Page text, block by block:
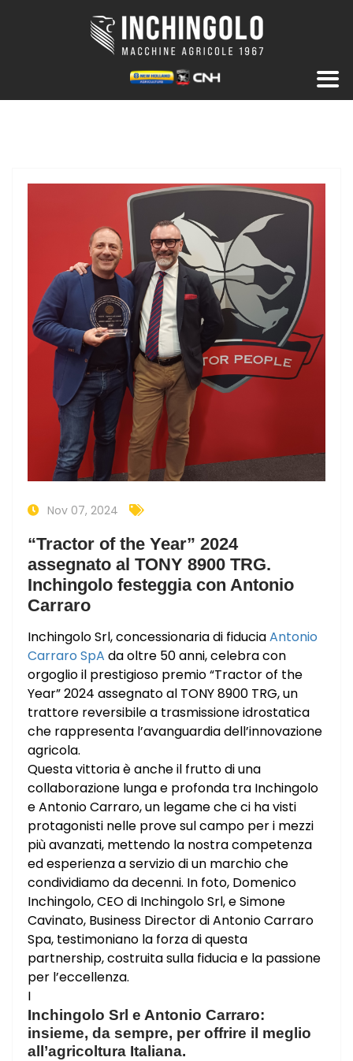
Nov 07, 2024
“Tractor of the Year” 2024
assegnato al TONY 8900 TRG.
Inchingolo festeggia con Antonio
Carraro
Inchingolo Srl, concessionaria di fiduciaAntonio
Carraro SpA da oltre 50 anni, celebra con
orgoglio il prestigioso premio “Tractor of the
Year” 2024 assegnato al TONY 8900 TRG, un
trattore reversibile a trasmissione idrostatica
che rappresenta l’avanguardia dell’innovazione
agricola.
Questa vittoria è anche il frutto di una
collaborazione lunga e profonda tra Inchingolo
e Antonio Carraro, un legame che ci ha visti
protagonisti nelle prove sul campo per i mezzi
più avanzati, mettendo la nostra competenza
ed esperienza a servizio di un marchio che
condividiamo da decenni. In foto, Domenico
Inchingolo, CEO di Inchingolo Srl, e Simone
Cavinato, Business Director di Antonio Carraro
Spa, testimoniano la forza di questa
partnership, costruita sulla fiducia e la passione
per l’eccellenza.
I
Inchingolo Srl e Antonio Carraro:
insieme, da sempre, per offrire il meglio
all’agricoltura Italiana.